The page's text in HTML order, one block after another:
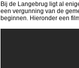
Bij de Langebrug ligt al
een vergunning van de
beginnen. Hieronder een